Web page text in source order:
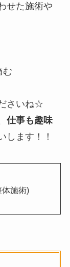
せた施術や
む
さいね☆
仕事も趣味
します！！
施術)